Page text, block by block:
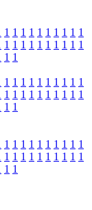
1 1 1 1 1 1 1 1 1 1
1 1 1 1 1 1 1 1 1 1
1 1
1 1 1 1 1 1 1 1 1 1
1 1 1 1 1 1 1 1 1 1
1 1
1 1 1 1 1 1 1 1 1 1
1 1 1 1 1 1 1 1 1 1
1 1